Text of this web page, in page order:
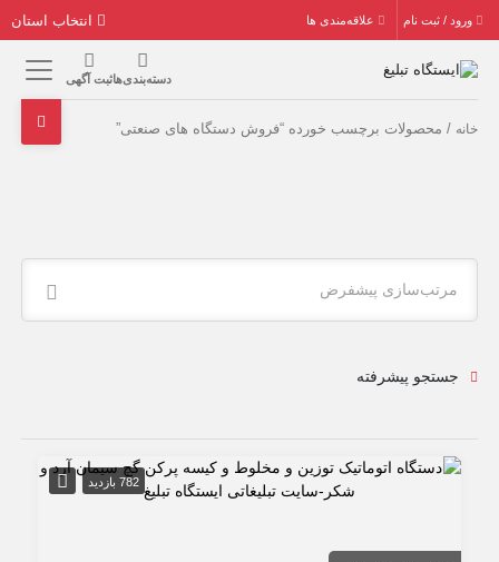
ورود / ثبت نام علاقه‌مندی ها
دسته‌بندی‌هاثبت آگهی
خانه / محصولات برچسب خورده “فروش دستگاه های صنعتی”
مرتب‌سازی پیشفرض
جستجو پیشرفته
782 بازدید